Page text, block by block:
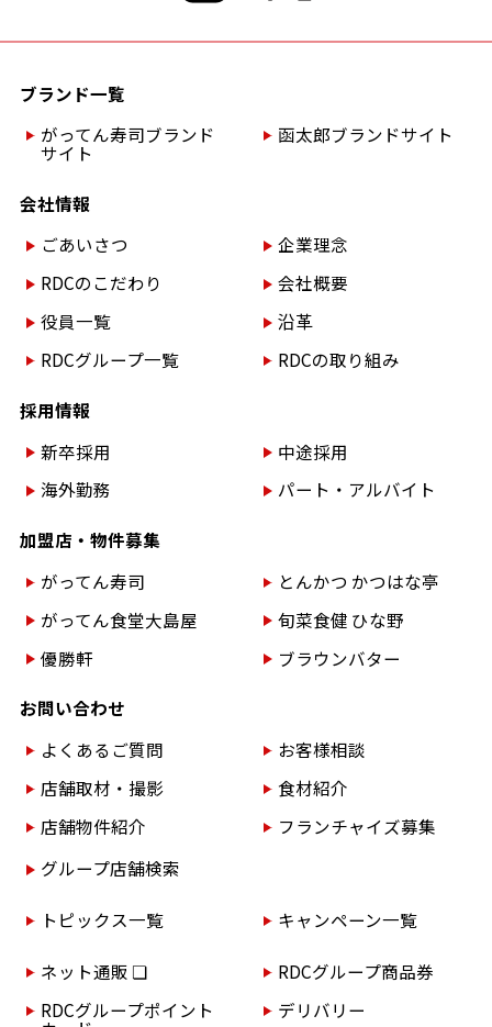
ブランド一覧
がってん寿司ブランド
サイト
函太郎ブランドサイト
会社情報
ごあいさつ
企業理念
RDCのこだわり
会社概要
役員一覧
沿革
RDCグループ一覧
RDCの取り組み
採用情報
新卒採用
中途採用
海外勤務
パート・アルバイト
加盟店・物件募集
がってん寿司
とんかつ かつはな亭
がってん食堂大島屋
旬菜食健 ひな野
優勝軒
ブラウンバター
お問い合わせ
よくあるご質問
お客様相談
店舗取材・撮影
食材紹介
店舗物件紹介
フランチャイズ募集
グループ店舗検索
トピックス一覧 キャンペーン一覧
ネット通販 ❏
RDCグループ商品券
RDCグループポイント
デリバリー